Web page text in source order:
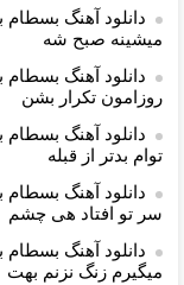
دانلود آهنگ
میشینه صبح شه
دانلود آهنگ
روزامون تکرار بشن
دانلود آهنگ بسطام
توام بدتر از قبله
دانلود آهنگ بسطام
سر تو افتاد هی چشم
دانلود آهنگ بسطام
میگیرم زنگ نزنم بهت